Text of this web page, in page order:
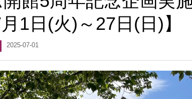
1日(火)～27日(日)】
2025-07-01